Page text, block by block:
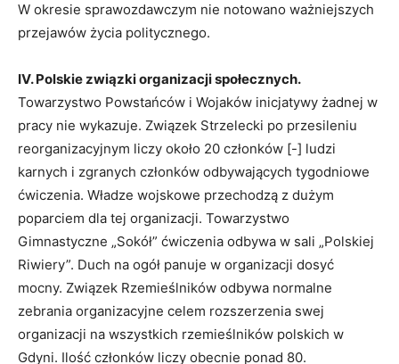
W okresie sprawozdawczym nie notowano ważniejszych
przejawów życia politycznego.
IV. Polskie związki organizacji społecznych.
Towarzystwo Powstańców i Wojaków inicjatywy żadnej w
pracy nie wykazuje. Związek Strzelecki po przesi­leniu
reorganizacyjnym liczy około 20 członków [-] ludzi
karnych i zgranych członków odbywających tygodniowe
ćwiczenia. Władze wojskowe przechodzą z dużym
poparciem dla tej organizacji. Towarzystwo
Gimnastyczne „Sokół” ćwiczenia odbywa w sali „Polskiej
Riwiery”. Duch na ogół panuje w organizacji dosyć
mocny. Związek Rzemieślników odbywa normalne
zebrania organizacyjne celem rozszerzenia swej
organizacji na wszystkich rzemieślników polskich w
Gdyni. Ilość członków liczy obecnie ponad 80.